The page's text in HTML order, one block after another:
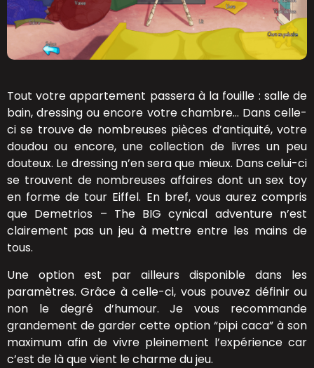
Tout votre appartement passera à la fouille : salle de
bain, dressing ou encore votre chambre… Dans celle-
ci se trouve de nombreuses pièces d’antiquité, votre
doudou ou encore, une collection de livres un peu
douteux. Le dressing n’en sera que mieux. Dans celui-ci
se trouvent de nombreuses affaires dont un sex toy
en forme de tour Eiffel. En bref, vous aurez compris
que Demetrios – The BIG cynical adventure n’est
clairement pas un jeu à mettre entre les mains de
tous.
Une option est par ailleurs disponible dans les
paramètres. Grâce à celle-ci, vous pouvez définir ou
non le degré d’humour. Je vous recommande
grandement de garder cette option “pipi caca” à son
maximum afin de vivre pleinement l’expérience car
c’est de là que vient le charme du jeu.